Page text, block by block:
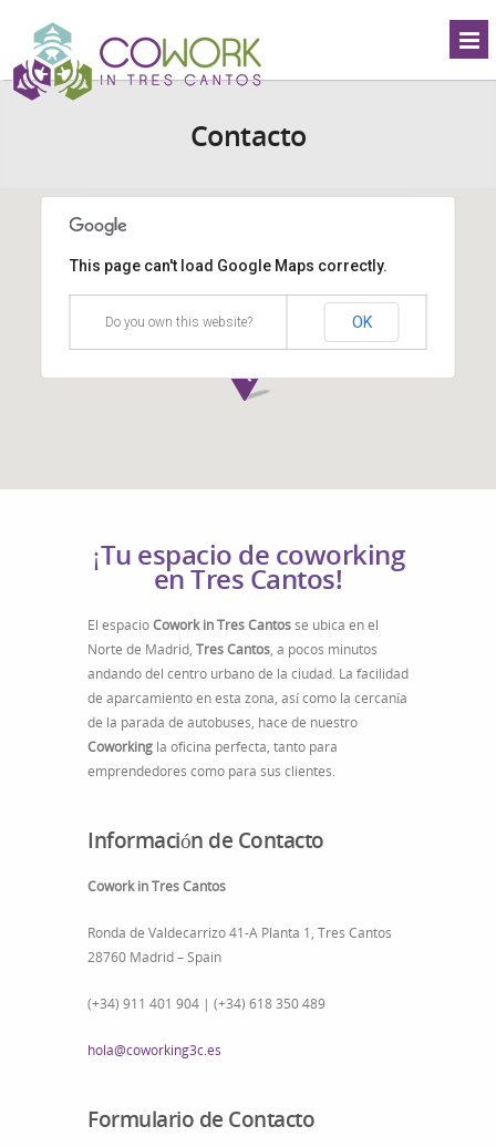
Contacto
Cowork in Tres Cantos
Ronda de Valdecarrizo 41-A, Planta 1, Tres Cantos
28760
Madrid - Spain
911 401 904 - 662 611 631 - 618 350 489
This page can't load Google Maps correctly.
Do you own this website? OK
¡Tu espacio de coworking
en Tres Cantos!
El espacioCowork in Tres Cantosse ubica en el
Norte de Madrid, Tres Cantos, a pocos minutos
andando del centro urbano de la ciudad. La facilidad
de aparcamiento en esta zona, así como la cercanía
de la parada de autobuses, hace de nuestro
Coworking la oficina perfecta, tanto para
emprendedores como para sus clientes.
Información de Contacto
Cowork in Tres Cantos
Ronda de Valdecarrizo 41-A Planta 1, Tres Cantos
28760 Madrid – Spain
(+34) 911 401 904 | (+34) 618 350 489
hola@coworking3c.es
Formulario de Contacto